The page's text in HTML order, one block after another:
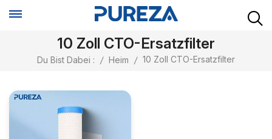
10 Zoll CTO-Ersatzfilter
Du Bist Dabei : / Heim / 10 Zoll CTO-Ersatzfilter